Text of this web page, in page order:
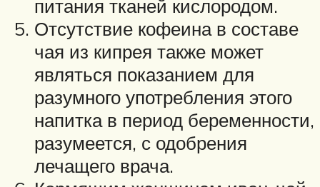
питания тканей кислородом.
Отсутствие кофеина в составе
чая из кипрея также может
являться показанием для
разумного употребления этого
напитка в период беременности,
разумеется, с одобрения
лечащего врача.